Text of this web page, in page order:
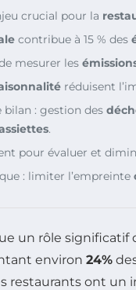
crucial pour la
contribue à 15 % des
mesurer les
réduisent
bilan : gestion des
.
pour évaluer et
: limiter l’empreinte
un rôle significatif
environ 24%
restaurants ont